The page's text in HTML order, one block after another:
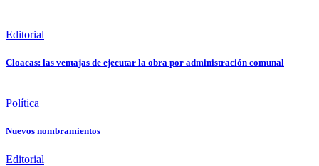
Editorial
Cloacas: las ventajas de ejecutar la obra por administración comunal
Política
Nuevos nombramientos
Editorial